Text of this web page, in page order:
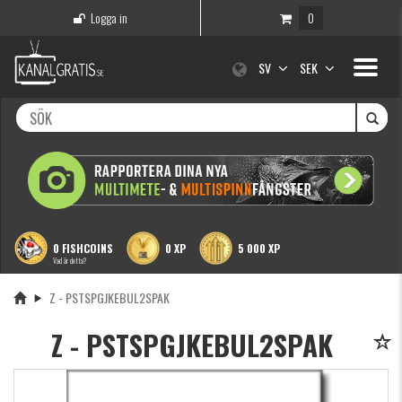
Logga in 0
Toggle
SV SEK
0 FISHCOINS
Vad är detta?
0 XP 5 000 XP
Z - PSTSPGJKEBUL2SPAK
Z - PSTSPGJKEBUL2SPAK